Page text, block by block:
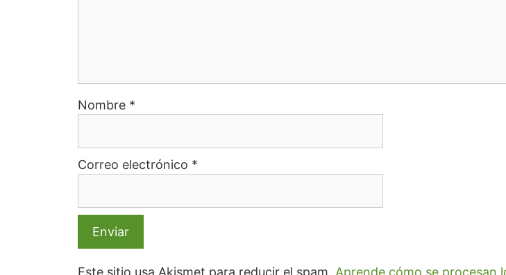
Nombre *
Correo electrónico *
Este sitio usa Akismet para reducir el spam. Aprende cómo se procesan